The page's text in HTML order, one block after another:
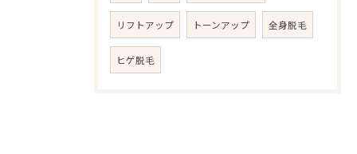
リフトアップ トーンアップ 全身脱毛
ヒゲ脱毛